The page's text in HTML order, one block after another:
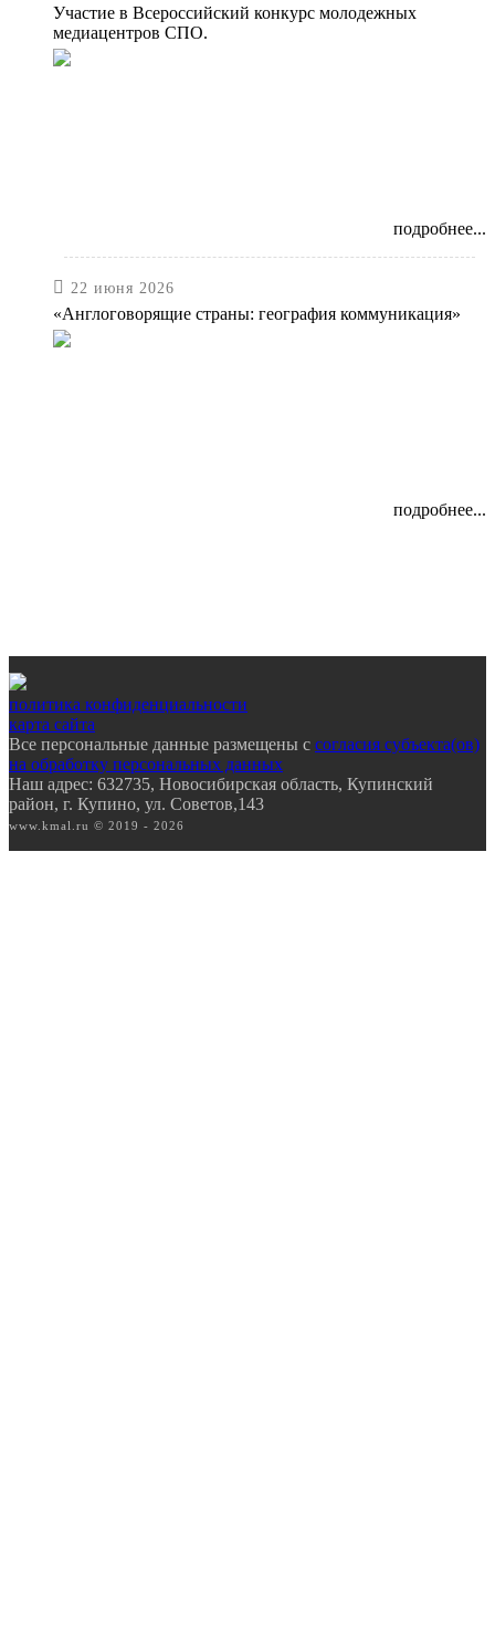
Участие в Всероссийский конкурс молодежных
медиацентров СПО.
подробнее...
 22 июня 2026
«Англоговорящие страны: география коммуникация»
подробнее...
политика конфиденциальности
карта сайта
Все персональные данные размещены с согласия субъекта(ов)
на обработку персональных данных
Наш адрес: 632735, Новосибирская область, Купинский
район, г. Купино, ул. Советов,143
www.kmal.ru © 2019 - 2026